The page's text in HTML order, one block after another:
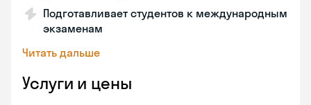
Подготавливает студентов к международным
экзаменам
Читать дальше
Услуги и цены